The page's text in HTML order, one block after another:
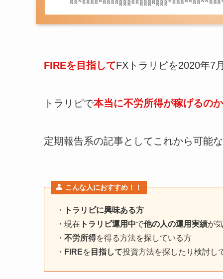
FIREを目指してFXトラリピを2020年7
トラリピで本当に不労所得が稼げるの
定期報告系の記事としてこれから可能
こんな人におすすめ！！
・
トラリピに興味ある方
・現在 トラリピ運用中で他の人の運用実績が
・ 不労所得を得る方法を探している方
・ FIREを 目指して投資方法を探したり検討し